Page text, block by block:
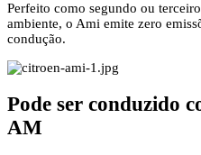
Perfeito como segundo ou
ambiente, o Ami emite zero
condução.
Pode ser conduzido
AM